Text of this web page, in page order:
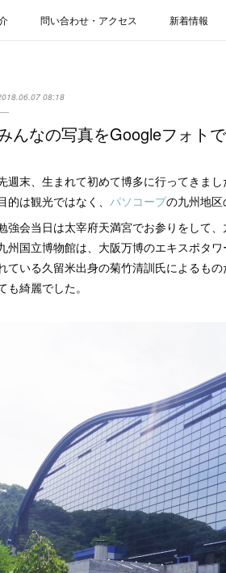
問い合わせ・アクセス 新着情報
08:18
んなの写真をGoogleフォト
週末、生まれて初めて博多に行ってきまし
的は観光ではなく、 パソコープの九州地区
強会当日は太宰府天満宮でお参りをして
州国立博物館は、大阪万博のエキスポタ
ている久留米出身の菊竹清訓氏によるも
も綺麗でした。